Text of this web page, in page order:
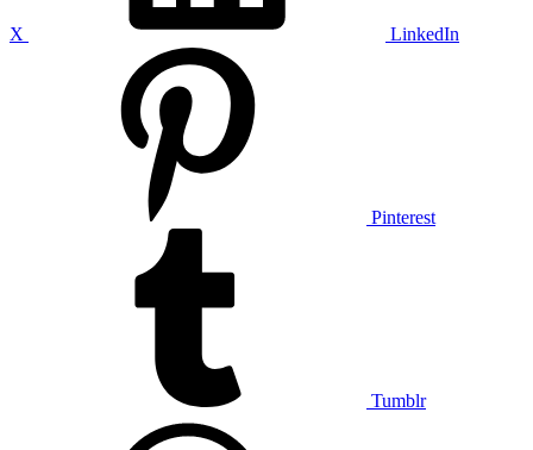
X LinkedIn
Pinterest
Tumblr